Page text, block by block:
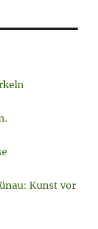
Kunst vor